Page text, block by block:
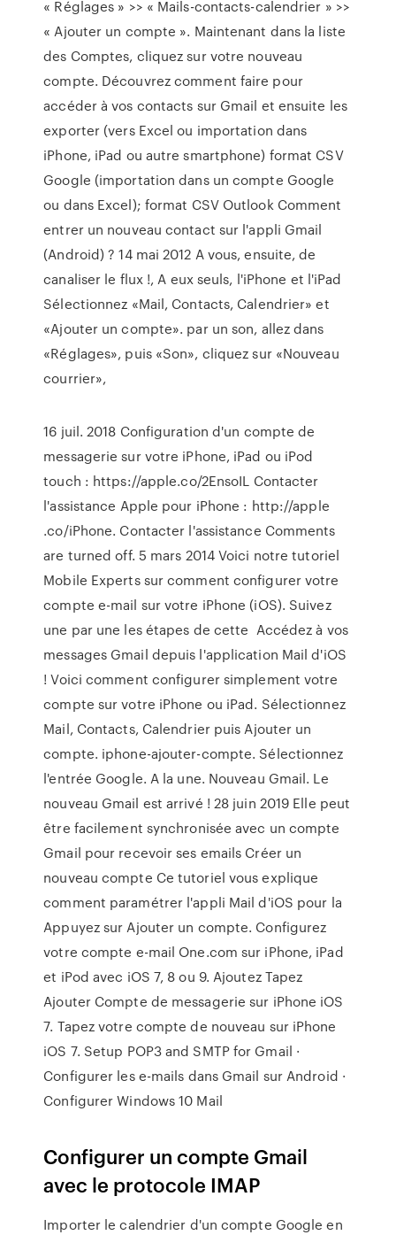
« Réglages » >> « Mails-contacts-calendrier » >>
« Ajouter un compte ». Maintenant dans la liste
des Comptes, cliquez sur votre nouveau
compte. Découvrez comment faire pour
accéder à vos contacts sur Gmail et ensuite les
exporter (vers Excel ou importation dans
iPhone, iPad ou autre smartphone) format CSV
Google (importation dans un compte Google
ou dans Excel); format CSV Outlook Comment
entrer un nouveau contact sur l'appli Gmail
(Android) ? 14 mai 2012 A vous, ensuite, de
canaliser le flux !, A eux seuls, l'iPhone et l'iPad
Sélectionnez «Mail, Contacts, Calendrier» et
«Ajouter un compte». par un son, allez dans
«Réglages», puis «Son», cliquez sur «Nouveau
courrier»,
16 juil. 2018 Configuration d'un compte de
messagerie sur votre iPhone, iPad ou iPod
touch : https://apple.co/2EnsoIL Contacter
l'assistance Apple pour iPhone : http://apple
.co/iPhone. Contacter l'assistance Comments
are turned off. 5 mars 2014 Voici notre tutoriel
Mobile Experts sur comment configurer votre
compte e-mail sur votre iPhone (iOS). Suivez
une par une les étapes de cette Accédez à vos
messages Gmail depuis l'application Mail d'iOS
! Voici comment configurer simplement votre
compte sur votre iPhone ou iPad. Sélectionnez
Mail, Contacts, Calendrier puis Ajouter un
compte. iphone-ajouter-compte. Sélectionnez
l'entrée Google. A la une. Nouveau Gmail. Le
nouveau Gmail est arrivé ! 28 juin 2019 Elle peut
être facilement synchronisée avec un compte
Gmail pour recevoir ses emails Créer un
nouveau compte Ce tutoriel vous explique
comment paramétrer l'appli Mail d'iOS pour la
Appuyez sur Ajouter un compte. Configurez
votre compte e-mail One.com sur iPhone, iPad
et iPod avec iOS 7, 8 ou 9. Ajoutez Tapez
Ajouter Compte de messagerie sur iPhone iOS
7. Tapez votre compte de nouveau sur iPhone
iOS 7. Setup POP3 and SMTP for Gmail ·
Configurer les e-mails dans Gmail sur Android ·
Configurer Windows 10 Mail
Configurer un compte Gmail
avec le protocole IMAP
Importer le calendrier d'un compte Google en